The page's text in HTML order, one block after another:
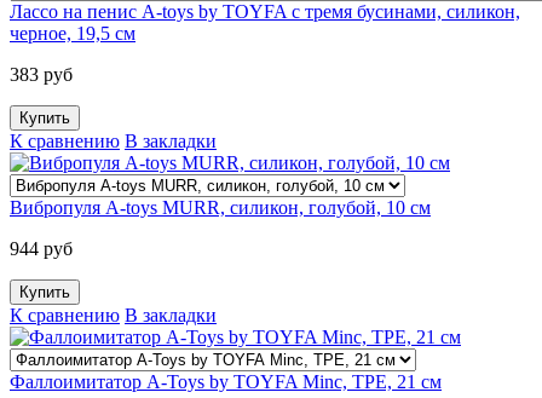
Лассо на пенис A-toys by TOYFA с тремя бусинами, силикон,
черное, 19,5 см
383 руб
К сравнению В закладки
Вибропуля A-toys MURR, силикон, голубой, 10 см
944 руб
К сравнению В закладки
Фаллоимитатор A-Toys by TOYFA Minc, TPE, 21 см